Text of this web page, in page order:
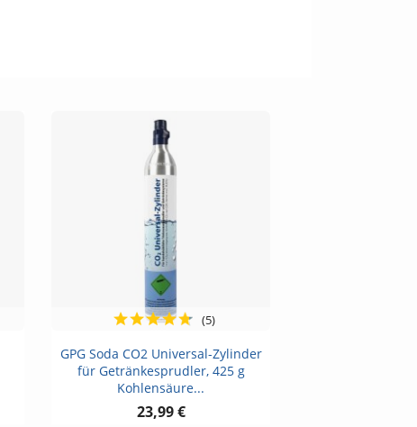
Vorschau
GPG Soda CO2 Universal-Zylinder
für Getränkesprudler, 425 g
Kohlensäure...
23,99 €
(5)